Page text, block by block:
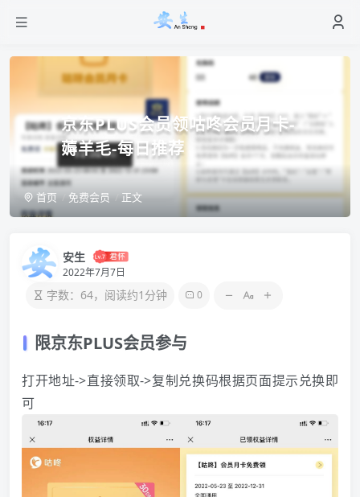
京东PLUS会员领咕咚会员月卡-
薅羊毛-每日推荐
首页 免费会员 正文
安生
2022年7月7日
字数：64，阅读约1分钟 0
限京东PLUS会员参与
打开地址->直接领取->复制兑换码根据页面提示兑换即
可